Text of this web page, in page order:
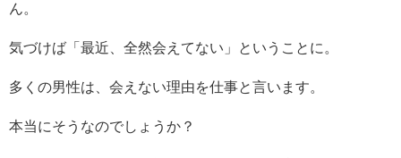
ん。
気づけば「最近、全然会えてない」ということに。
多くの男性は、会えない理由を仕事と言います。
本当にそうなのでしょうか？